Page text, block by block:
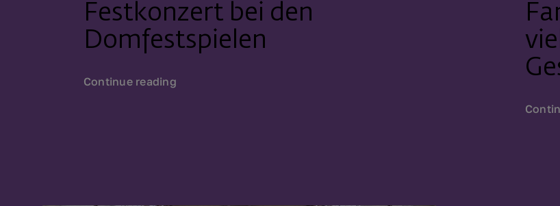
Festkonzert bei den
Domfestspielen
Continue reading